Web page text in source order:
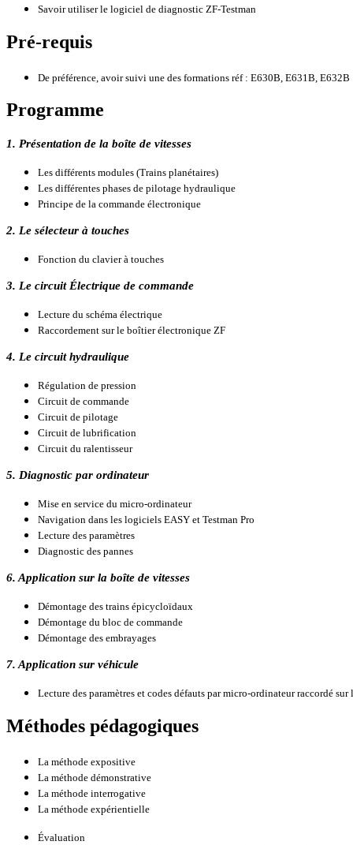
Savoir utiliser le logiciel de diagnostic ZF-Testman
Pré-requis
De préférence, avoir suivi une des formations réf : E630B, E631B, E632B
Programme
1. Présentation de la boîte de vitesses
Les différents modules (Trains planétaires)
Les différentes phases de pilotage hydraulique
Principe de la commande électronique
2. Le sélecteur à touches
Fonction du clavier à touches
3. Le circuit Électrique de commande
Lecture du schéma électrique
Raccordement sur le boîtier électronique ZF
4. Le circuit hydraulique
Régulation de pression
Circuit de commande
Circuit de pilotage
Circuit de lubrification
Circuit du ralentisseur
5. Diagnostic par ordinateur
Mise en service du micro-ordinateur
Navigation dans les logiciels EASY et Testman Pro
Lecture des paramètres
Diagnostic des pannes
6. Application sur la boîte de vitesses
Démontage des trains épicycloïdaux
Démontage du bloc de commande
Démontage des embrayages
7. Application sur véhicule
Lecture des paramètres et codes défauts par micro-ordinateur raccordé
Méthodes pédagogiques
La méthode expositive
La méthode démonstrative
La méthode interrogative
La méthode expérientielle
Évaluation